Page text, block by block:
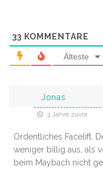
33 KOMMENTARE
Älteste
Jonas
3 Jahre zuvor
Ordentliches Facelift.
weniger billig aus, als
beim Maybach nicht